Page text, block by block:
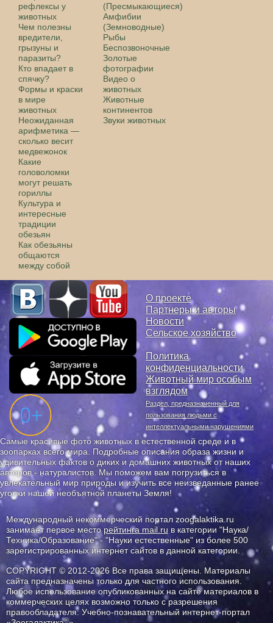
рефлексы у
животных
Чем полезны
вредители,
грызуны и
паразиты?
Кто впадает в
спячку?
Формы и краски
в мире
животных
Неожиданная
арифметика —
сколько весит
медвежонок
Какие
головоломки
могут решать
гориллы
Культура и
интересные
традиции
обезьян
Как обезьяны
общаются
между собой
(Пресмыкающиеся)
Амфибии
(Земноводные)
Рыбы
Беспозвоночные
Золотые
фотографии
Видео о
животных
Животные
континентов
Звуки животных
О проекте
Партнеры и авторы
Новости
Сельское хозяйство
Политика
конфиденциальности
Животный мир особым
взглядом
Раздел, предназначенный для
пользования людьми с
интеллектуальными нарушениями
Самые красивые фото животных в естественной среде и в
зоопарках всего мира. Подробные описания образа жизни и
удивительных фактов о диких и домашних животных от наших
авторов - натуралистов. Мы поможем вам погрузиться в
увлекательный мир природы и изучить все неизведанные ранее
уголки нашей необъятной планеты Земля!
Международный некоммерческий портал zoogalaktika.ru
занимает первое месторейтинга mail.ru в категории "Наука/
Техника/Образование" - "Науки естественные" из более 500
зарегистрированных интернет сайтов в данной категории.
COPYRIGHT © 2012-2026 Все права защищены. Материалы
сайта предназначены только для частного использования.
Любое использование опубликованных на сайте материалов в
коммерческих целях возможно только с разрешения
правообладателя: Учебно-познавательный интернет-портал
®